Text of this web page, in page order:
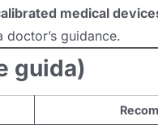
medical
guidance.
guida)